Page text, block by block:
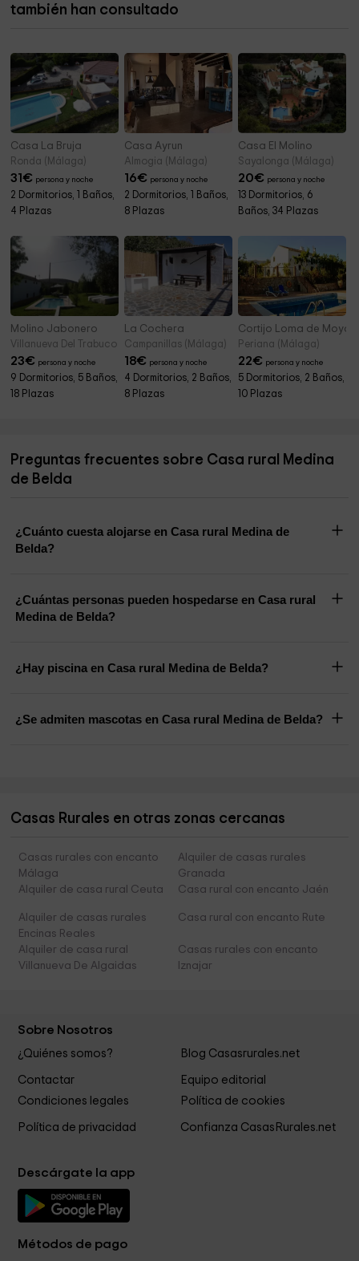
también han consultado
Casa La Bruja
Ronda (Málaga)
31€ persona y noche
2 Dormitorios, 1 Baños,
4 Plazas
Casa Ayrun
Almogia (Málaga)
16€ persona y noche
2 Dormitorios, 1 Baños,
8 Plazas
Casa El Molino
Sayalonga (Málaga)
20€ persona y noche
13 Dormitorios, 6
Baños, 34 Plazas
Molino Jabonero
Villanueva Del Trabuco (Málaga)
23€ persona y noche
9 Dormitorios, 5 Baños,
18 Plazas
La Cochera
Campanillas (Málaga)
18€ persona y noche
4 Dormitorios, 2 Baños,
8 Plazas
Cortijo Loma de Moya
Periana (Málaga)
22€ persona y noche
5 Dormitorios, 2 Baños,
10 Plazas
Preguntas frecuentes sobre Casa rural Medina
de Belda
¿Cuánto cuesta alojarse en Casa rural Medina de
Belda?
¿Cuántas personas pueden hospedarse en Casa rural
Medina de Belda?
¿Hay piscina en Casa rural Medina de Belda?
¿Se admiten mascotas en Casa rural Medina de Belda?
Casas Rurales en otras zonas cercanas
Casas rurales con encanto
Málaga
Alquiler de casas rurales
Granada
Alquiler de casa rural Ceuta
Casa rural con encanto Jaén
Alquiler de casas rurales
Encinas Reales
Casa rural con encanto Rute
Alquiler de casa rural
Villanueva De Algaidas
Casas rurales con encanto
Iznajar
Sobre Nosotros
¿Quiénes somos? Blog Casasrurales.net
Contactar
Equipo editorial
Condiciones legales
Política de cookies
Política de privacidad Confianza CasasRurales.net
Descárgate la app
Métodos de pago